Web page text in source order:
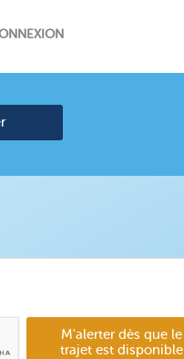
M'alerter dès que le
trajet est disponible